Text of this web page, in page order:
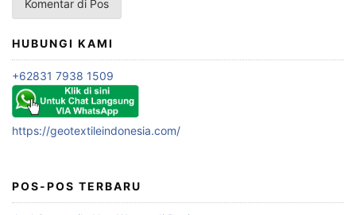
HUBUNGI KAMI
+62831 7938 1509
https://geotextileindonesia.com/
POS-POS TERBARU